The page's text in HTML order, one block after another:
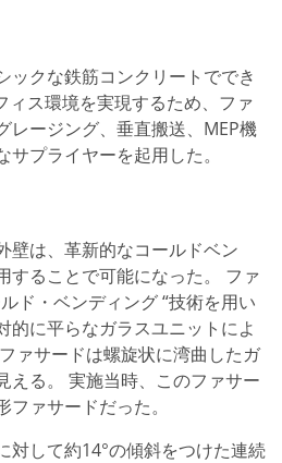
ックな鉄筋コンクリートででき
ィス環境を実現するため、ファ
レージング、垂直搬送、MEP機
プライヤーを起用した。
壁は、革新的なコールドベン
することで可能になった。 ファ
ド・ベンディング “技術を用い
的に平らなガラスユニットによ
ァサードは螺旋状に湾曲したガ
える。 実施当時、このファサー
ファサードだった。
対して約14°の傾斜をつけた連続